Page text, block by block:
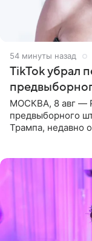
54 минуты назад
TikTok убрал
МОСКВА, 8 авг —
предвыборного
Трампа, недавно